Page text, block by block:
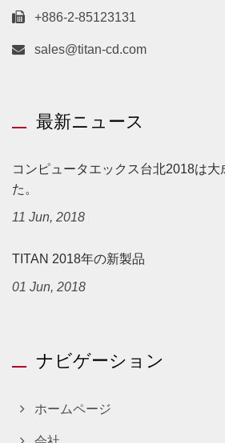
+886-2-85123131
sales@titan-cd.com
最新ニュース
コンピュータエックス台北2018は大
た。
11 Jun, 2018
TITAN 2018年の新製品
01 Jun, 2018
ナビゲーション
ホームページ